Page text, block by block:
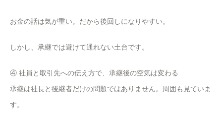
お金の話は気が重い。だから後回しになりやすい。
しかし、承継では避けて通れない土台です。
④ 社員と取引先への伝え方で、承継後の空気は変わる
承継は社長と後継者だけの問題ではありません。周囲も見ていま
す。